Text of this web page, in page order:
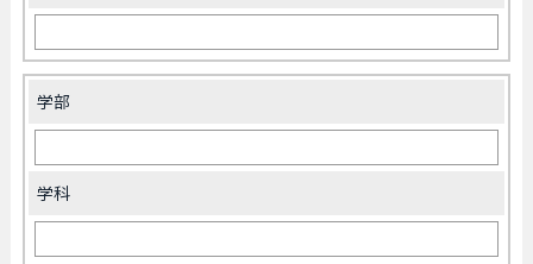
学部
学科